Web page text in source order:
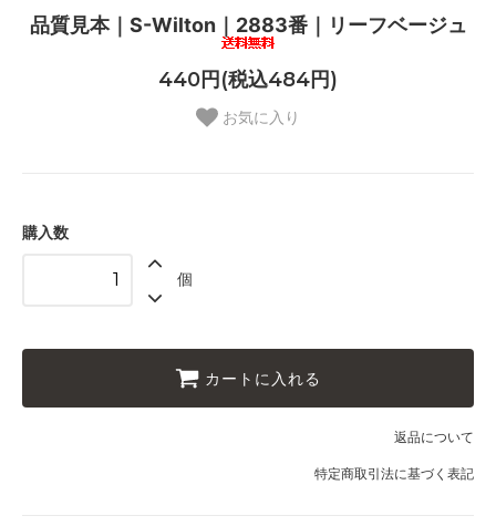
品質見本｜S-Wilton｜2883番｜リーフベージュ
440円(税込484円)
お気に入り
購入数
個
カートに入れる
返品について
特定商取引法に基づく表記